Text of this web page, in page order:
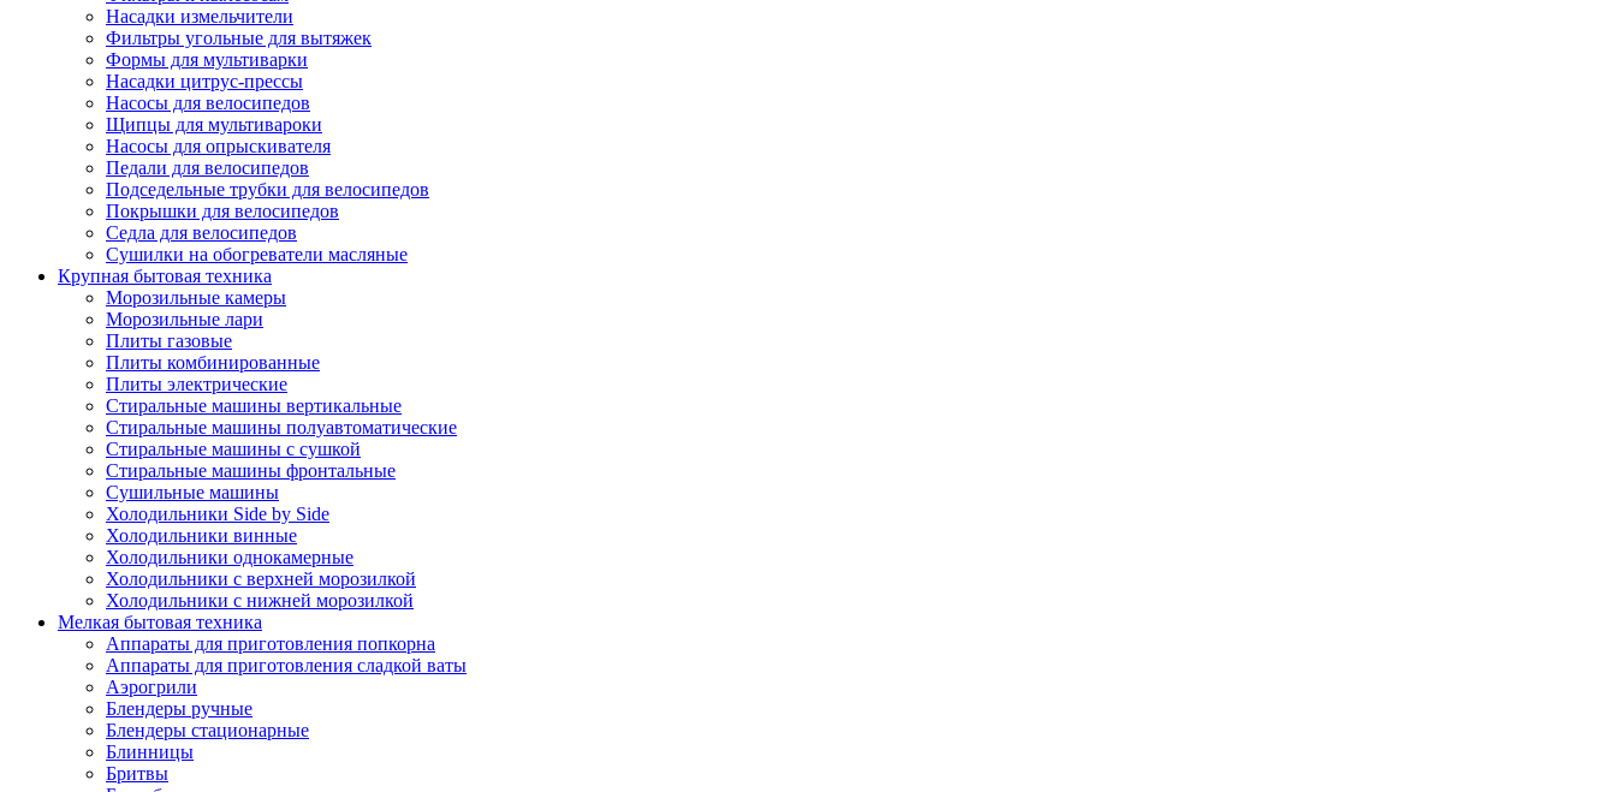
Насадки измельчители
Фильтры угольные для вытяжек
Формы для мультиварки
Насадки цитрус-прессы
Насосы для велосипедов
Щипцы для мультивароки
Насосы для опрыскивателя
Педали для велосипедов
Подседельные трубки для велосипедов
Покрышки для велосипедов
Седла для велосипедов
Сушилки на обогреватели масляные
Крупная бытовая техника
Морозильные камеры
Морозильные лари
Плиты газовые
Плиты комбинированные
Плиты электрические
Стиральные машины вертикальные
Стиральные машины полуавтоматические
Стиральные машины с сушкой
Стиральные машины фронтальные
Сушильные машины
Холодильники Side by Side
Холодильники винные
Холодильники однокамерные
Холодильники с верхней морозилкой
Холодильники с нижней морозилкой
Мелкая бытовая техника
Аппараты для приготовления попкорна
Аппараты для приготовления сладкой ваты
Аэрогрили
Блендеры ручные
Блендеры стационарные
Блинницы
Бритвы